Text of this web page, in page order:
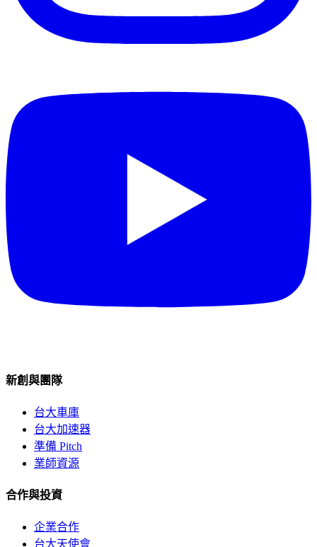
新創與團隊
台大車庫
台大加速器
準備 Pitch
業師資源
合作與投資
企業合作
台大天使會